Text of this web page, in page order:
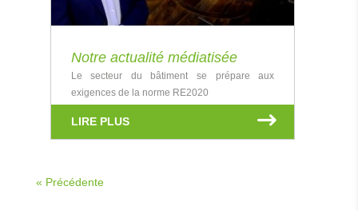
Notre actualité médiatisée
Le secteur du bâtiment se prépare aux
exigences de la norme RE2020
LIRE PLUS
« Précédente